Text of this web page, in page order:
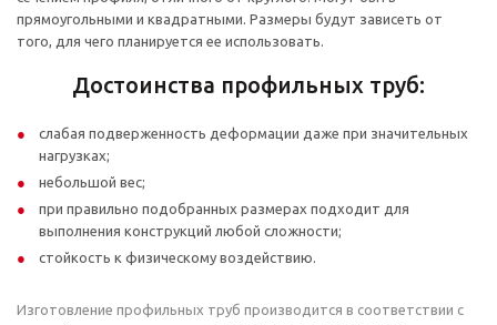
прямоугольными и квадратными. Размеры будут зависеть от
того, для чего планируется ее использовать.
Достоинства профильных труб:
слабая подверженность деформации даже при значительных
нагрузках;
небольшой вес;
при правильно подобранных размерах подходит для
выполнения конструкций любой сложности;
стойкость к физическому воздействию.
Изготовление профильных труб производится в соответствии с